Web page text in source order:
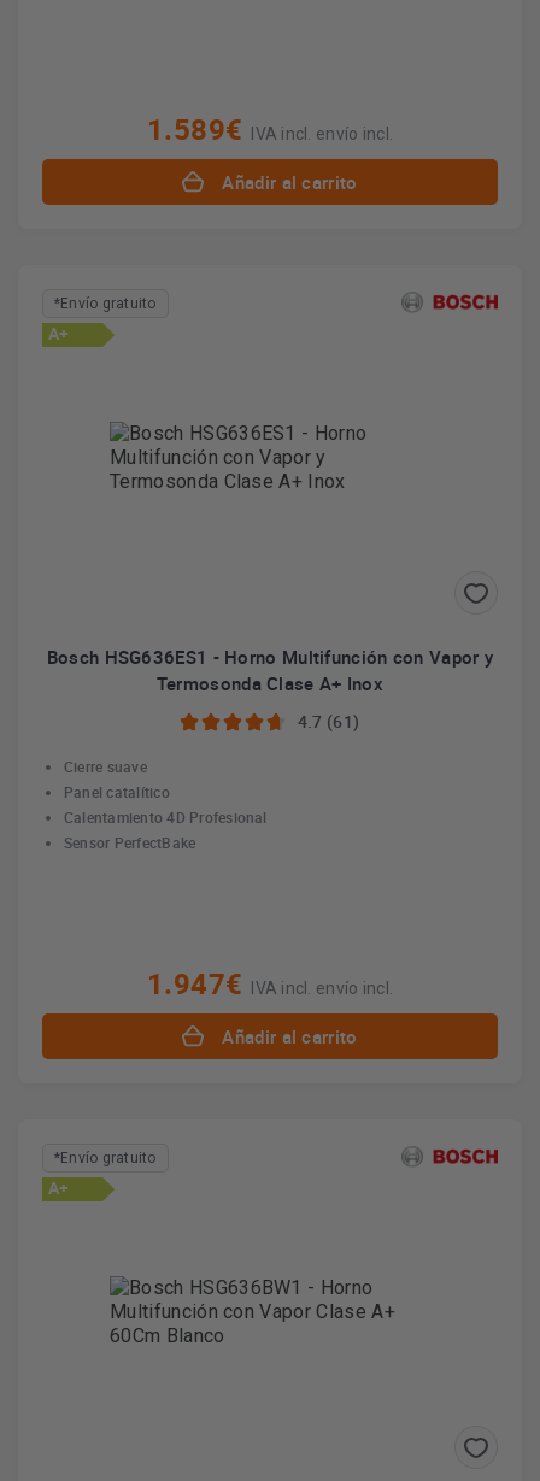
1.589€ IVA incl. envío incl.
Añadir al carrito
*Envío gratuito
A+
Bosch HSG636ES1 - Horno Multifunción con Vapor y
Termosonda Clase A+ Inox
4.7 (61)
Cierre suave
Panel catalítico
Calentamiento 4D Profesional
Sensor PerfectBake
1.947€ IVA incl. envío incl.
Añadir al carrito
*Envío gratuito
A+